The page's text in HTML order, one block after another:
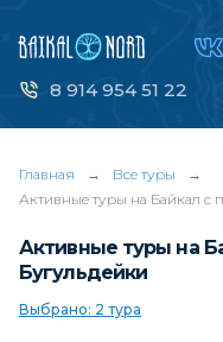
8 914 954 51 22
Главная → Все туры
→
Активные туры на Байкал с
Активные туры на
Бугульдейки
Выбрано: 2 тура